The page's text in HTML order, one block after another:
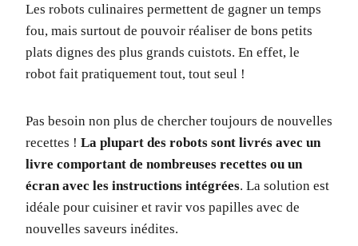
Les robots culinaires permettent de gagner un temps
fou, mais surtout de pouvoir réaliser de bons petits
plats dignes des plus grands cuistots. En effet, le
robot fait pratiquement tout, tout seul !
Pas besoin non plus de chercher toujours de nouvelles
recettes ! La plupart des robots sont livrés avec un
livre comportant de nombreuses recettes ou un
écran avec les instructions intégrées. La solution est
idéale pour cuisiner et ravir vos papilles avec de
nouvelles saveurs inédites.